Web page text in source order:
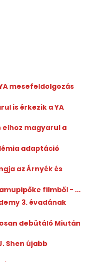
YA mesefeldolgozás
is érkezik a YA
elhoz magyarul a
adaptáció
az Árnyék és
filmből - ...
3. évadának
debütáló Miután
J. Shen újabb